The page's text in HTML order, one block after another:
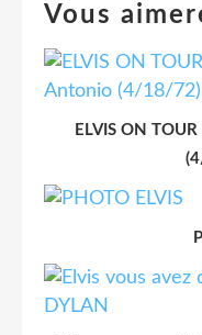
Vous
ELVIS ON